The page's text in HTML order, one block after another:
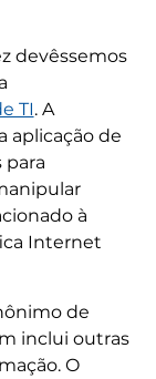
devêssemos
TI. A
aplicação de
à
Internet
de
inclui outras
O